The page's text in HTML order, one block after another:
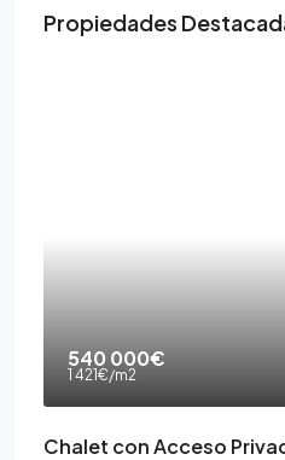
Propiedades
540 000€
1 421€/m2
Chalet con Acceso